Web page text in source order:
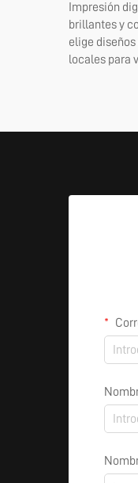
Impresión
brillantes y
elige
locales para